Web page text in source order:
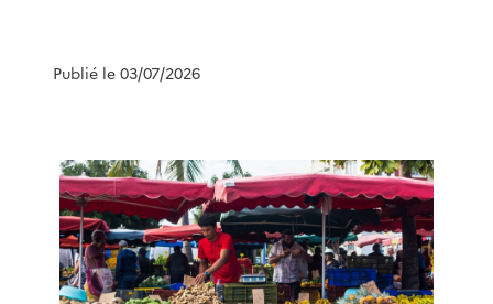
Publié le 03/07/2026